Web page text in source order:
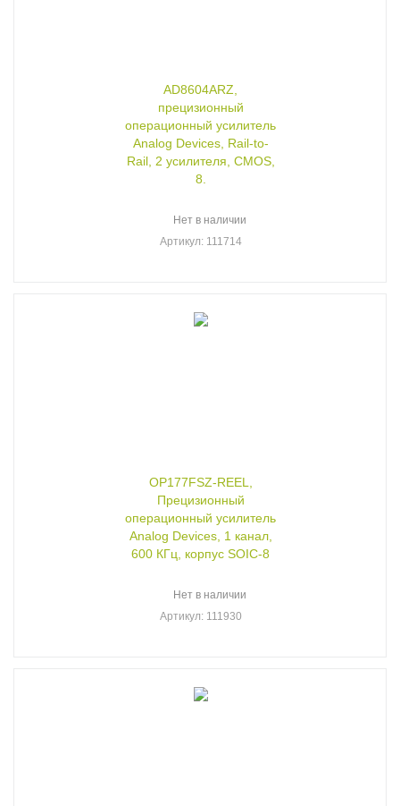
AD8604ARZ,
прецизионный
операционный усилитель
Analog Devices, Rail-to-
Rail, 2 усилителя, CMOS,
8.
Нет в наличии
Артикул: 111714
OP177FSZ-REEL,
Прецизионный
операционный усилитель
Analog Devices, 1 канал,
600 КГц, корпус SOIC-8
Нет в наличии
Артикул: 111930